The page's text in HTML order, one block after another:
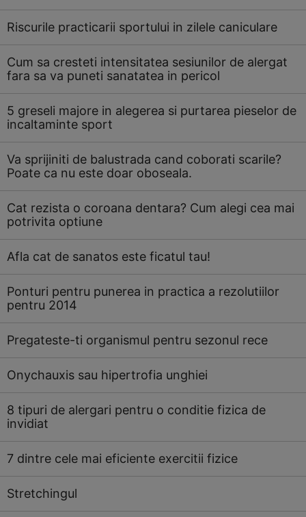
Riscurile practicarii sportului in zilele caniculare
Cum sa cresteti intensitatea sesiunilor de alergat
fara sa va puneti sanatatea in pericol
5 greseli majore in alegerea si purtarea pieselor de
incaltaminte sport
Va sprijiniti de balustrada cand coborati scarile?
Poate ca nu este doar oboseala.
Cat rezista o coroana dentara? Cum alegi cea mai
potrivita optiune
Afla cat de sanatos este ficatul tau!
Ponturi pentru punerea in practica a rezolutiilor
pentru 2014
Pregateste-ti organismul pentru sezonul rece
Onychauxis sau hipertrofia unghiei
8 tipuri de alergari pentru o conditie fizica de
invidiat
7 dintre cele mai eficiente exercitii fizice
Stretchingul